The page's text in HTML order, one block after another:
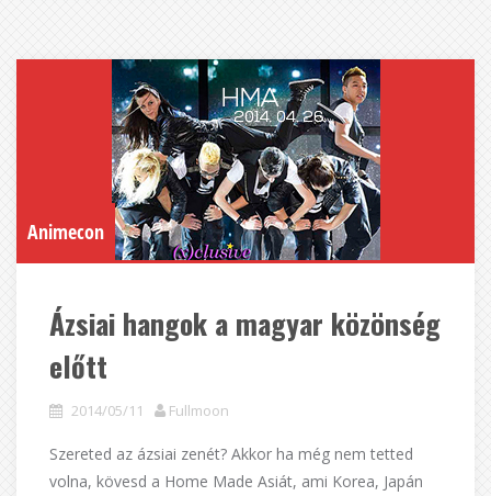
Animecon
Ázsiai hangok a magyar közönség
előtt
2014/05/11 Fullmoon
Szereted az ázsiai zenét? Akkor ha még nem tetted
volna, kövesd a Home Made Asiát, ami Korea, Japán